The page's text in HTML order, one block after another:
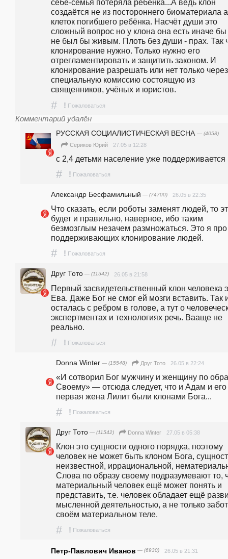
себе-семья потеряла ребёнка...А ведь клон
создаётся не из постороннего биоматериала
клеток погибшего ребёнка. Насчёт души это
сложный вопрос но у клона она есть иначе
не был бы живым. Плоть без души - прах. Так
клонирование нужно. Только нужно его
отрегламентировать и защитить законом. И
клонирование разрешать или нет только через
специальную комиссию состоящую из
священников, учёных и юристов.
# ! Пожаловаться
Комментарий удалён
РУССКАЯ СОЦИАЛИСТИЧЕСКАЯ ВЕСНА — (4058)
Сериков Юрий 27.05 в 12:28
с 2,4 детьми население уже поддерживается
# ! Пожаловаться
Александр Бесфамильный — (74700) 26.05 в 22:35
Что сказать, если роботы заменят людей, то
будет и правильно, наверное, ибо таким
безмозглым незачем размножаться. Это я про
поддерживающих клонирование людей.
# ! Пожаловаться
Друг Тото — (11542) 26.05 в 21:58
Первый засвидетельственный клон человека
Ева. Даже Бог не смог ей мозги вставить. Так
осталась с ребром в голове, а тут о
экспертментах и технологиях речь. Вааще не
реально.
# ! Пожаловаться
Donna Winter — (15548) Друг Тото 26.05 в 22:24
«И сотворил Бог мужчину и женщину по
Своему» — отсюда следует, что и Адам и его
первая жена Лилит были клонами Бога...
# ! Пожаловаться
Друг Тото — (11542) Donna Winter 27.05 в 05:38
Клон это сущности одного порядка, поэтому
человек не может быть клоном Бога,
неизвестной, иррациональной,
Слова по образу своему подразумевают то,
материальный человек ещё может понять и
представить, т.е. человек обладает ещё
мысленной деятельностью, а не только
своём материальном теле.
# ! Пожаловаться
Петр-Павлович Иванов — (6930) 26.05 в 21:31